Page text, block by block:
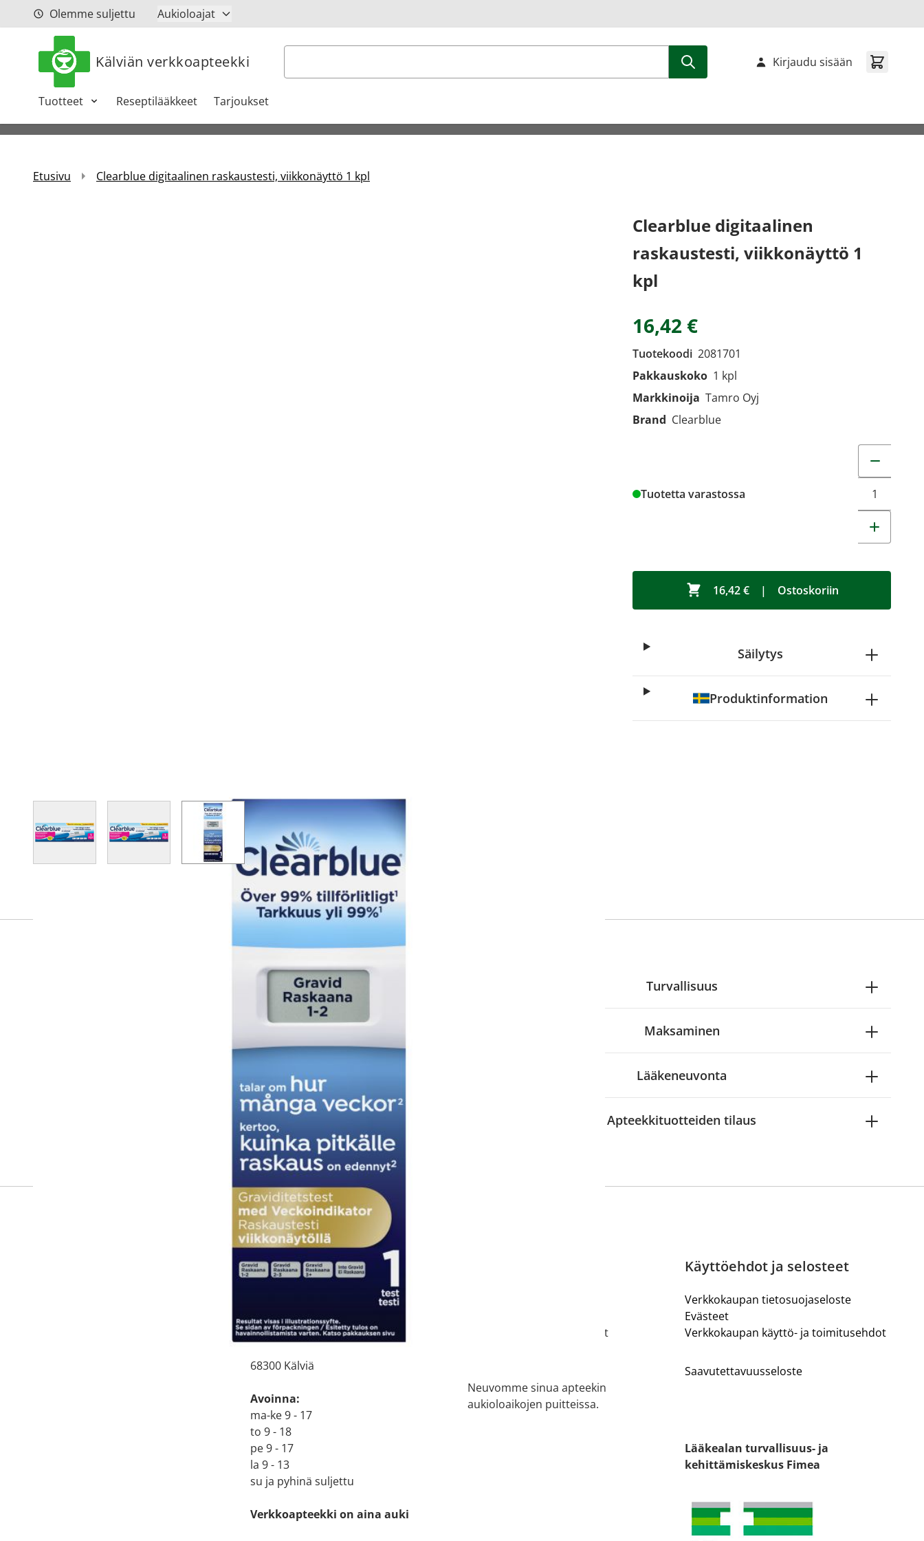
Siirry sisältöönOlemme suljettu Aukioloajat
Kälviän verkkoapteekki Haku
Tuotteet Reseptilääkkeet Tarjoukset
Kirjaudu sisään
Etusivu Clearblue digitaalinen raskaustesti, viikkonäyttö 1 kpl
View larger imageView larger image
Clearblue digitaalinen
raskaustesti, viikkonäyttö 1
kpl
16,42 €
Tuotekoodi 2081701
Pakkauskoko 1 kpl
Markkinoija Tamro Oyj
Brand Clearblue
Tuotetta varastossa
16,42 € | Ostoskoriin
Säilytys
Produktinformation
Miten tilaan reseptilääkkeitä
Reseptilääkkeiden tilaaminen edellyttää voimassa olevaa reseptiä, ja voit
-palvelusta. Tilausta varten sinun pitää ensin
tunnistautua. Apteekki käsittelee tilauksesi, jonka jälkeen voit maksaa ostoksesi.
Turvallisuus
Maksaminen
Lääkeneuvonta
Apteekkituotteiden tilaus
Apteekin tiedot
Käyntiosoite:
68300 Kälviä
Avoinna:
ma-ke 9 - 17
to 9 - 18
pe 9 - 17
la 9 - 13
su ja pyhinä suljettu
Verkkoapteekki on aina auki
Asiantuntijamme vastaavat
Neuvomme sinua apteekin
aukioloaikojen puitteissa.
Käyttöehdot ja selosteet
Verkkokaupan tietosuojaseloste
Evästeet
Verkkokaupan käyttö- ja toimitusehdot
Saavutettavuusseloste
Lääkealan turvallisuus- ja
kehittämiskeskus Fimea